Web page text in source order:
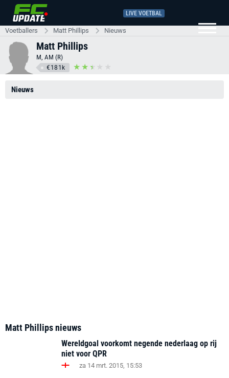
LIVE VOETBAL
Voetballers Matt Phillips Nieuws
Matt Phillips
M, AM (R)
€181k
Nieuws
Matt Phillips nieuws
Wereldgoal voorkomt negende nederlaag op rij
niet voor QPR
za 14 mrt. 2015, 15:53